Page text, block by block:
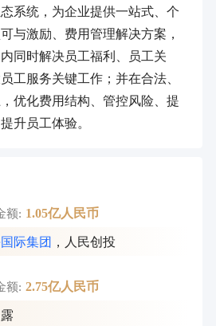
系统，为企业提供一站式、个
与激励、费用管理解决方案，
同时解决员工福利、员工关
工服务关键工作；并在合法、
优化费用结构、管控风险、提
升员工体验。
额: 1.05亿人民币
际集团 ， 人民创投
额: 2.75亿人民币